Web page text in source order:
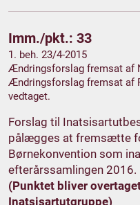
Imm./pkt.: 33
1. beh. 23/4-2015
Ændringsforslag fremsat af
Ændringsforslag fremsat af
vedtaget.
Forslag til
pålægges at fremsætte
Børnekonvention som
efterårssamlingen 2016.
(Punktet bliver
Inatsisartutgruppe)